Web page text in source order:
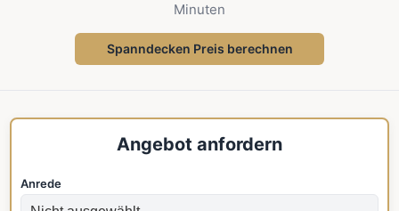
Minuten
Spanndecken Preis berechnen
Angebot anfordern
Anrede